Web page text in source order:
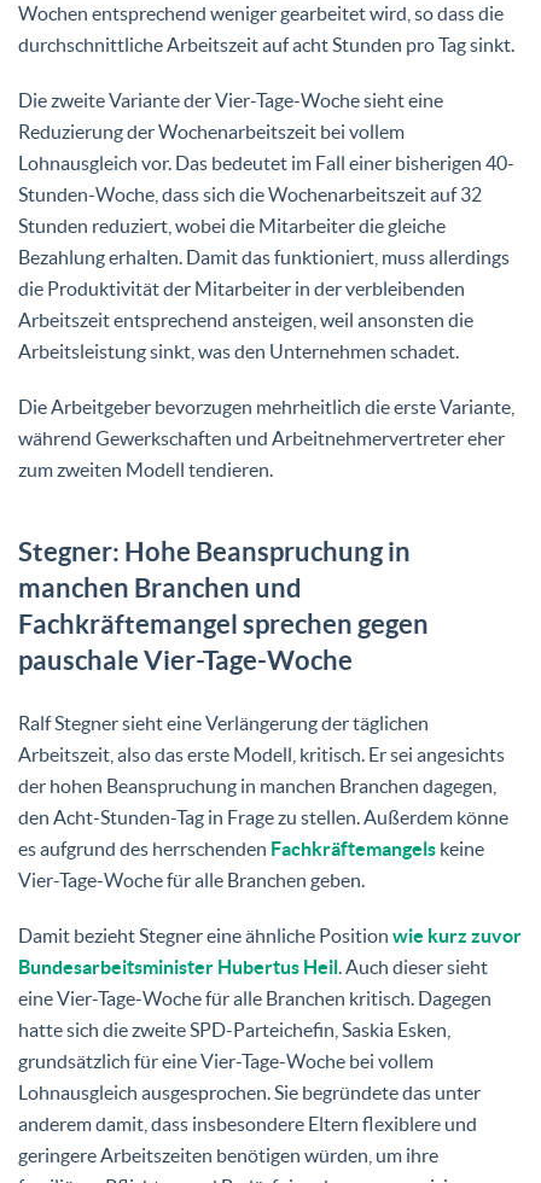
Wochen entsprechend weniger gearbeitet wird, so dass die
durchschnittliche Arbeitszeit auf acht Stunden pro Tag sinkt.
Die zweite Variante der Vier-Tage-Woche sieht eine
Reduzierung der Wochenarbeitszeit bei vollem
Lohnausgleich vor. Das bedeutet im Fall einer bisherigen 40-
Stunden-Woche, dass sich die Wochenarbeitszeit auf 32
Stunden reduziert, wobei die Mitarbeiter die gleiche
Bezahlung erhalten. Damit das funktioniert, muss allerdings
die Produktivität der Mitarbeiter in der verbleibenden
Arbeitszeit entsprechend ansteigen, weil ansonsten die
Arbeitsleistung sinkt, was den Unternehmen schadet.
Die Arbeitgeber bevorzugen mehrheitlich die erste Variante,
während Gewerkschaften und Arbeitnehmervertreter eher
zum zweiten Modell tendieren.
Stegner: Hohe Beanspruchung in
manchen Branchen und
Fachkräftemangel sprechen gegen
pauschale Vier-Tage-Woche
Ralf Stegner sieht eine Verlängerung der täglichen
Arbeitszeit, also das erste Modell, kritisch. Er sei angesichts
der hohen Beanspruchung in manchen Branchen dagegen,
den Acht-Stunden-Tag in Frage zu stellen. Außerdem könne
es aufgrund des herrschenden Fachkräftemangels keine
Vier-Tage-Woche für alle Branchen geben.
Damit bezieht Stegner eine ähnliche Position wie kurz zuvor
Bundesarbeitsminister Hubertus Heil. Auch dieser sieht
eine Vier-Tage-Woche für alle Branchen kritisch. Dagegen
hatte sich die zweite SPD-Parteichefin, Saskia Esken,
grundsätzlich für eine Vier-Tage-Woche bei vollem
Lohnausgleich ausgesprochen. Sie begründete das unter
anderem damit, dass insbesondere Eltern flexiblere und
geringere Arbeitszeiten benötigen würden, um ihre